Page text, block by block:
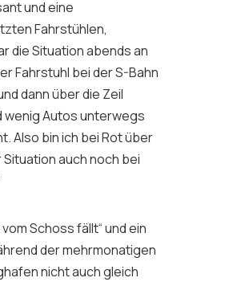
und eine
Fahrstühlen,
die Situation abends an
Fahrstuhl bei der S-Bahn
dann über die Zeil
wenig Autos unterwegs
Also bin ich bei Rot über
Situation auch noch bei
Schoss fällt“ und ein
der mehrmonatigen
nicht auch gleich